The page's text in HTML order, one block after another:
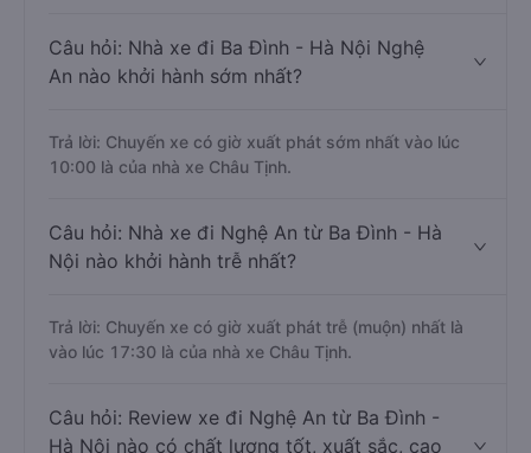
Câu hỏi: Nhà xe đi Ba Đình - Hà Nội Nghệ
An nào khởi hành sớm nhất?
Trả lời: Chuyến xe có giờ xuất phát sớm nhất vào lúc
10:00 là của nhà xe Châu Tịnh.
Câu hỏi: Nhà xe đi Nghệ An từ Ba Đình - Hà
Nội nào khởi hành trễ nhất?
Trả lời: Chuyến xe có giờ xuất phát trễ (muộn) nhất là
vào lúc 17:30 là của nhà xe Châu Tịnh.
Câu hỏi: Review xe đi Nghệ An từ Ba Đình -
Hà Nội nào có chất lượng tốt, xuất sắc, cao